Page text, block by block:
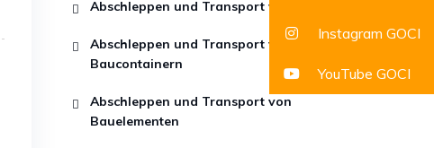
Abschleppen und Transport von Baggern
Abschleppen und Transport von
Baucontainern
Abschleppen und Transport von
Bauelementen
Instagram GOCI
YouTube GOCI